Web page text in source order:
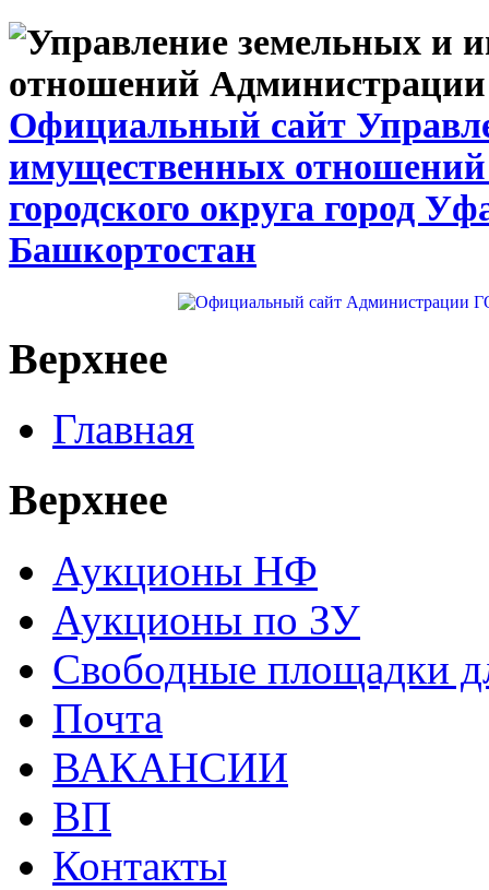
Официальный сайт
имущественных
городского округа город
Башкортостан
Верхнее
Главная
Верхнее
Аукционы НФ
Аукционы по ЗУ
Свободные площадки
Почта
ВАКАНСИИ
ВП
Контакты